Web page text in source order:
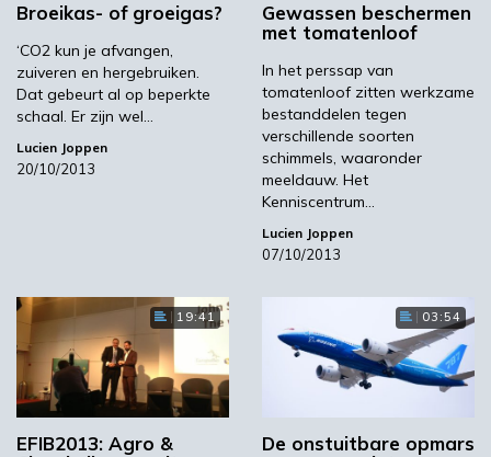
Broeikas- of groeigas?
‘CO2 kun je afvangen,
zuiveren en hergebruiken.
Dat gebeurt al op beperkte
schaal. Er zijn wel…
Lucien Joppen
20/10/2013
Gewassen beschermen
met tomatenloof
In het perssap van
tomatenloof zitten werkzame
bestanddelen tegen
verschillende soorten
schimmels, waaronder
meeldauw. Het
Kenniscentrum…
Lucien Joppen
07/10/2013
19:41
EFIB2013: Agro &
03:54
De onstuitbare opmars